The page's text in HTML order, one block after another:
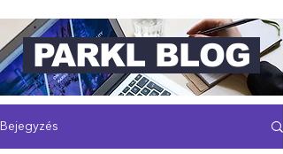
PARKL BLOG
Bejegyzés